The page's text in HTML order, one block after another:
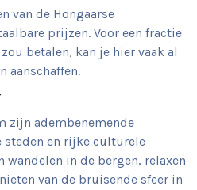
van de Hongaarse
prijzen. Voor een fractie
betalen, kan je hier vaak al
aanschaffen.
zijn adembenemende
steden en rijke culturele
wandelen in de bergen, relaxen
van de bruisende sfeer in